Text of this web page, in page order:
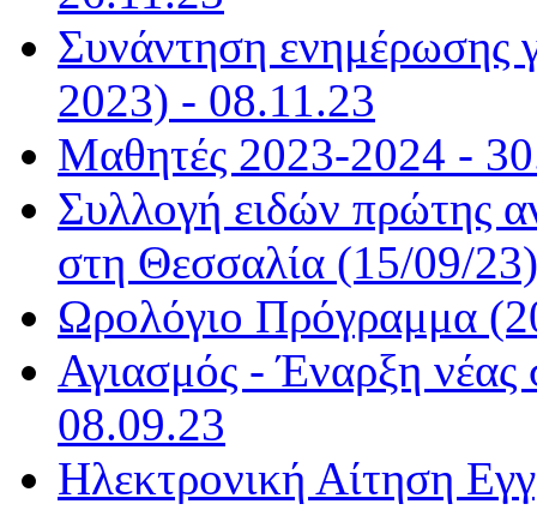
Συνάντηση ενημέρωσης
2023) - 08.11.23
Μαθητές 2023-2024 -
Συλλογή ειδών πρώτης
στη Θεσσαλία (15/09/
Ωρολόγιο Πρόγραμμα
Αγιασμός - Έναρξη νέας
08.09.23
Ηλεκτρονική Αίτηση